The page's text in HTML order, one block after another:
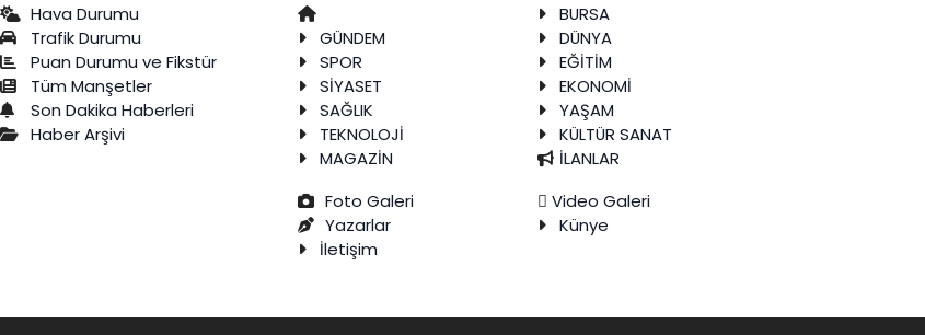
Hava Durumu
Trafik Durumu
Puan Durumu ve Fikstür
Tüm Manşetler
Son Dakika Haberleri
Haber Arşivi
BURSA
GÜNDEM
DÜNYA
SPOR
EĞİTİM
SİYASET
EKONOMİ
SAĞLIK
YAŞAM
TEKNOLOJİ
KÜLTÜR SANAT
MAGAZİN
İLANLAR
Foto Galeri
Video Galeri
Yazarlar
Künye
İletişim